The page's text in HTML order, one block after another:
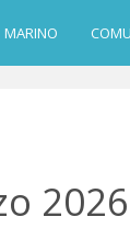
MARINO
2026